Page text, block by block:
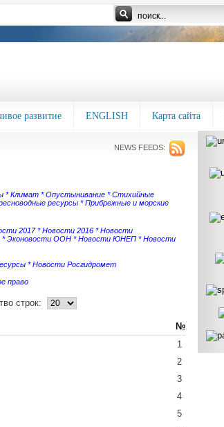
развитие ENGLISH Карта сайта
NEWS FEEDS:
*Климат *Опустынивание *Стихийные
ресурсы *Прибрежные и морские
2017*Новости 2016*Новости
*Эконовости ООН*Новости ЮНЕП*Новости
*Новости Росгидромет
право
строк:
№
1
2
3
4
5